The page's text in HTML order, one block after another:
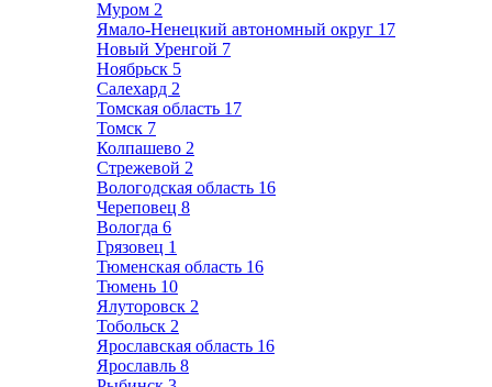
Муром 2
Ямало-Ненецкий автономный округ 17
Новый Уренгой 7
Ноябрьск 5
Салехард 2
Томская область 17
Томск 7
Колпашево 2
Стрежевой 2
Вологодская область 16
Череповец 8
Вологда 6
Грязовец 1
Тюменская область 16
Тюмень 10
Ялуторовск 2
Тобольск 2
Ярославская область 16
Ярославль 8